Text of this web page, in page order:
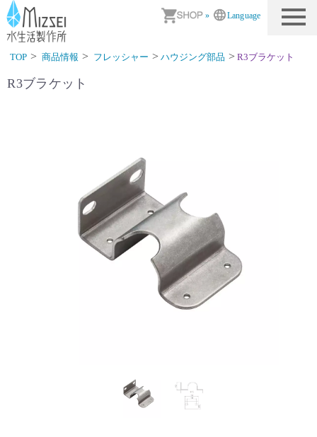
» Language
商品情報｜水生活製作所
TOP 商品情報 フレッシャー ハウジング部品 R3ブラケット
R3ブラケット